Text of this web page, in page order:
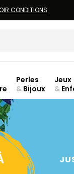
CONDITIONS
Perles
& Bijoux
Jeux
&